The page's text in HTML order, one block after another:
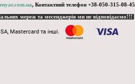
, Контактний телефон +38-050-315-08-45
мереж та месенджерів ми не відповідаємо!!!
Mastercard та інші.